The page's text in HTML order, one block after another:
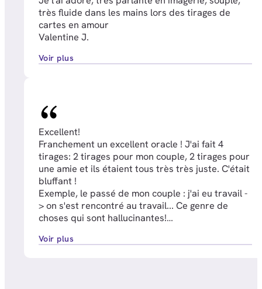
très fluide dans les mains lors des tirages de
cartes en amour
Valentine J.
Voir plus
Excellent!
Franchement un excellent oracle ! J'ai fait 4
tirages: 2 tirages pour mon couple, 2 tirages pour
une amie et ils étaient tous très très juste. C'était
bluffant !
Exemple, le passé de mon couple : j'ai eu travail -
> on s'est rencontré au travail... Ce genre de
choses qui sont hallucinantes!
Voir plus